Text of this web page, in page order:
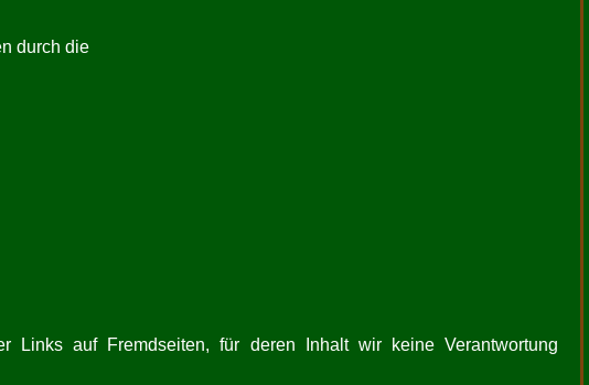
durch die
Links auf Fremdseiten, für deren Inhalt wir keine Verantwortung